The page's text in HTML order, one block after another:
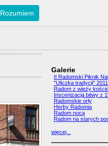
Galerie
II Radomski Piknik
"Uliczka tradycji" 2011
Radom z wieży
Inscenizacja bitwy z
Radomskie orły
Herby Radomia
Radom nocą
Radom na starych
więcej...
Rozumiem